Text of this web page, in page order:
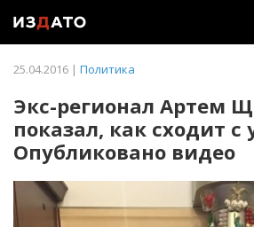
25.04.2016 | Политика
Экс-регионал Артем
показал, как сходит с
Опубликовано видео